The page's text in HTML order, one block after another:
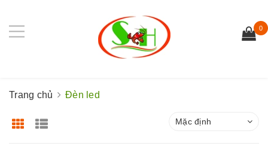
0
Trang chủ Đèn led
Mặc định